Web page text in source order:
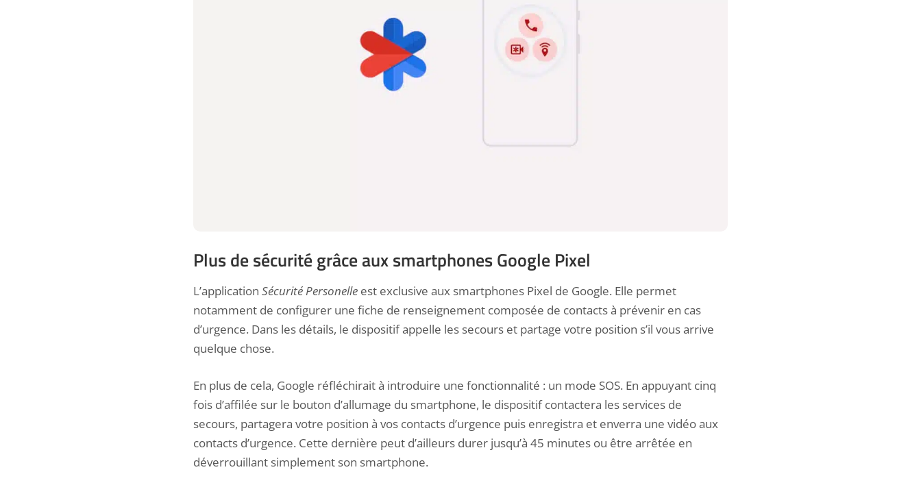
Plus de sécurité grâce aux smartphones Google Pixel
L’application Sécurité Personelle est exclusive aux smartphones Pixel de Google. Elle permet
notamment de configurer une fiche de renseignement composée de contacts à prévenir en cas
d’urgence. Dans les détails, le dispositif appelle les secours et partage votre position s’il vous arrive
quelque chose.
En plus de cela, Google réfléchirait à introduire une fonctionnalité : un mode SOS. En appuyant cinq
fois d’affilée sur le bouton d’allumage du smartphone, le dispositif contactera les services de
secours, partagera votre position à vos contacts d’urgence puis enregistra et enverra une vidéo aux
contacts d’urgence. Cette dernière peut d’ailleurs durer jusqu’à 45 minutes ou être arrêtée en
déverrouillant simplement son smartphone.